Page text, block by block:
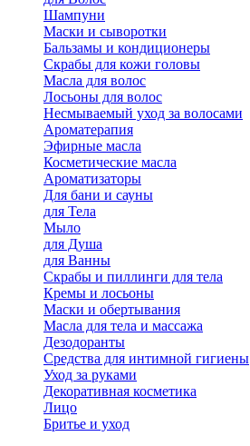
Шампуни
Маски и сыворотки
Бальзамы и кондиционеры
Скрабы для кожи головы
Масла для волос
Лосьоны для волос
Несмываемый уход за волосами
Ароматерапия
Эфирные масла
Косметические масла
Ароматизаторы
Для бани и сауны
для Тела
Мыло
для Душа
для Ванны
Скрабы и пиллинги для тела
Кремы и лосьоны
Маски и обертывания
Масла для тела и массажа
Дезодоранты
Средства для интимной гигиены
Уход за руками
Декоративная косметика
Лицо
Бритье и уход